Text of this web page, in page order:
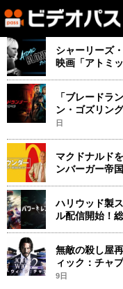
シャーリーズ
映画「アトミ
「ブレードラ
ン・ゴズリン
日
マクドナルド
ンバーガー帝
ハリウッド製
ル配信開始！
無敵の殺し屋
ィック：チャ
9日